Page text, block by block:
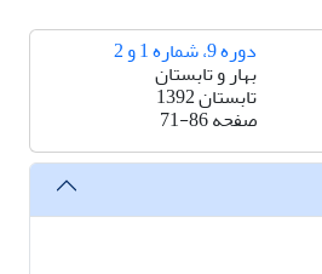
دوره 9، شماره 1 و 2
بهار و تابستان
تابستان 1392
صفحه71-86